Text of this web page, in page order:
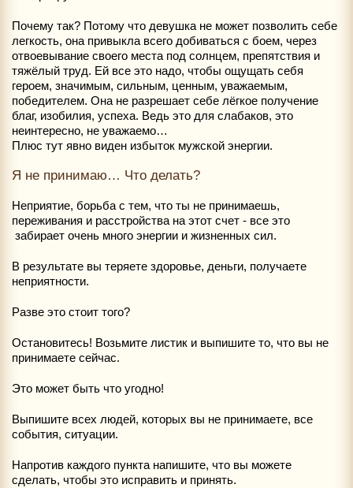
Почему так? Потому что девушка не может позволить себе
легкость, она привыкла всего добиваться с боем, через
отвоевывание своего места под солнцем, препятствия и
тяжёлый труд. Ей все это надо, чтобы ощущать себя
героем, значимым, сильным, ценным, уважаемым,
победителем. Она не разрешает себе лёгкое получение
благ, изобилия, успеха. Ведь это для слабаков, это
неинтересно, не уважаемо…
Плюс тут явно виден избыток мужской энергии.
Я не принимаю… Что делать?
Неприятие, борьба с тем, что ты не принимаешь,
переживания и расстройства на этот счет - все это
забирает очень много энергии и жизненных сил.
В результате вы теряете здоровье, деньги, получаете
неприятности.
Разве это стоит того?
Остановитесь! Возьмите листик и выпишите то, что вы не
принимаете сейчас.
Это может быть что угодно!
Выпишите всех людей, которых вы не принимаете, все
события, ситуации.
Напротив каждого пункта напишите, что вы можете
сделать, чтобы это исправить и принять.